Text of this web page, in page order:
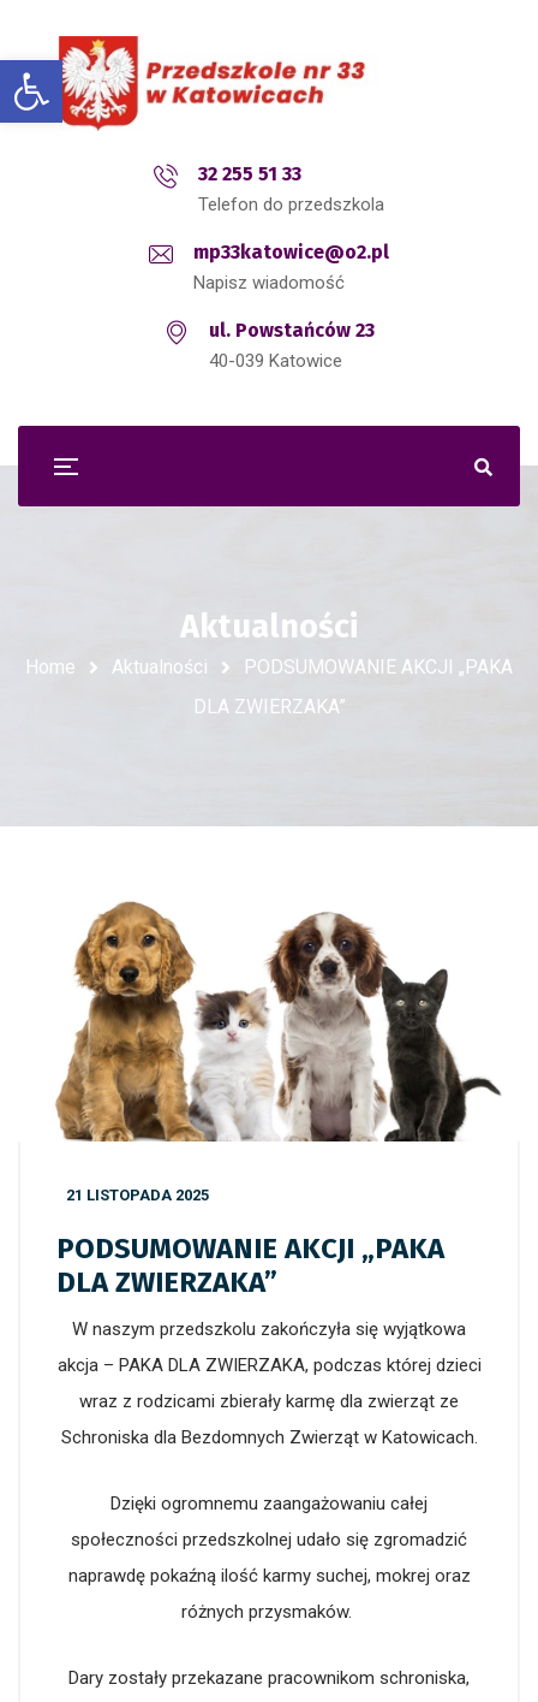
Open toolbar
32 255 51 33
Telefon do przedszkola
mp33katowice@o2.pl
Napisz wiadomość
ul. Powstańców 23
40-039 Katowice
Aktualności
Home Aktualności
PODSUMOWANIE AKCJI „PAKA
DLA ZWIERZAKA”
21 LISTOPADA 2025
PODSUMOWANIE AKCJI „PAKA
DLA ZWIERZAKA”
W naszym przedszkolu zakończyła się wyjątkowa
akcja – PAKA DLA ZWIERZAKA, podczas której dzieci
wraz z rodzicami zbierały karmę dla zwierząt ze
Schroniska dla Bezdomnych Zwierząt w Katowicach.
Dzięki ogromnemu zaangażowaniu całej
społeczności przedszkolnej udało się zgromadzić
naprawdę pokaźną ilość karmy suchej, mokrej oraz
różnych przysmaków.
Dary zostały przekazane pracownikom schroniska,